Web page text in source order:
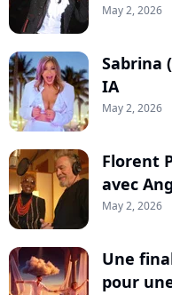
May 2, 2026
Sabrina
IA
May 2, 2026
Florent
avec
May 2, 2026
Une
pour